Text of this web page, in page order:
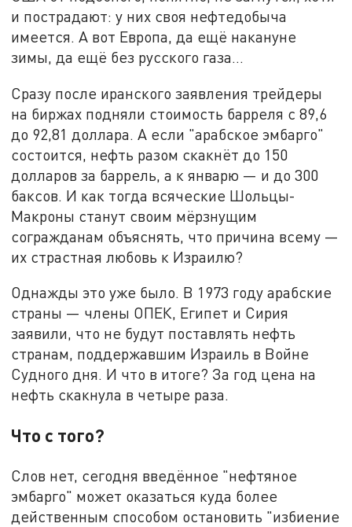
и пострадают: у них своя нефтедобыча
имеется. А вот Европа, да ещё накануне
зимы, да ещё без русского газа…
Сразу после иранского заявления трейдеры
на биржах подняли стоимость барреля с 89,6
до 92,81 доллара. А если "арабское эмбарго"
состоится, нефть разом скакнёт до 150
долларов за баррель, а к январю — и до 300
баксов. И как тогда всяческие Шольцы-
Макроны станут своим мёрзнущим
согражданам объяснять, что причина всему —
их страстная любовь к Израилю?
Однажды это уже было. В 1973 году арабские
страны — члены ОПЕК, Египет и Сирия
заявили, что не будут поставлять нефть
странам, поддержавшим Израиль в Войне
Судного дня. И что в итоге? За год цена на
нефть скакнула в четыре раза.
Что с того?
Слов нет, сегодня введённое "нефтяное
эмбарго" может оказаться куда более
действенным способом остановить "избиение